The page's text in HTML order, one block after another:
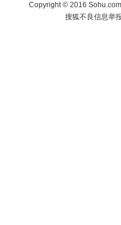
Copyright©2016
搜狐不良信息举